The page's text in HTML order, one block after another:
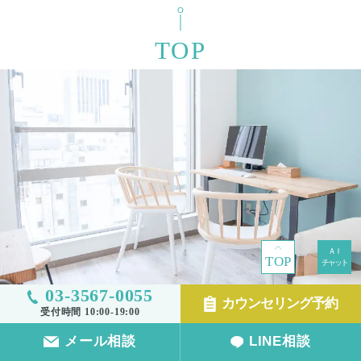
TOP
03-3567-0055
受付時間 10:00-19:00
カウンセリング予約
メール相談 LINE相談
TOP